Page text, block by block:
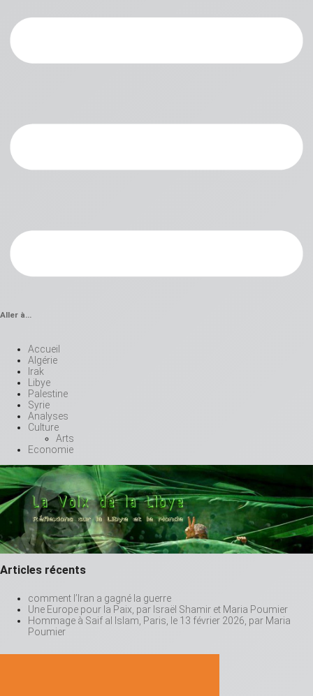
Aller à…
Accueil
Algérie
Irak
Libye
Palestine
Syrie
Analyses
Culture
Arts
Economie
Articles récents
comment l’Iran a gagné la guerre
Une Europe pour la Paix, par Israël Shamir et Maria Poumier
Hommage à Saif al Islam, Paris, le 13 février 2026, par Maria
Poumier